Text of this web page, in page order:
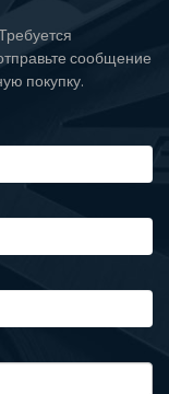
сообщение
покупку.